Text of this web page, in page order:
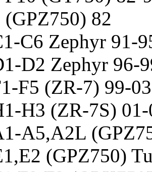
82
C6 Zephyr 91-
D2 Zephyr 96-
F5 (ZR-7) 99-03
H3 (ZR-7S)
A5,A2L
(GPZ750)